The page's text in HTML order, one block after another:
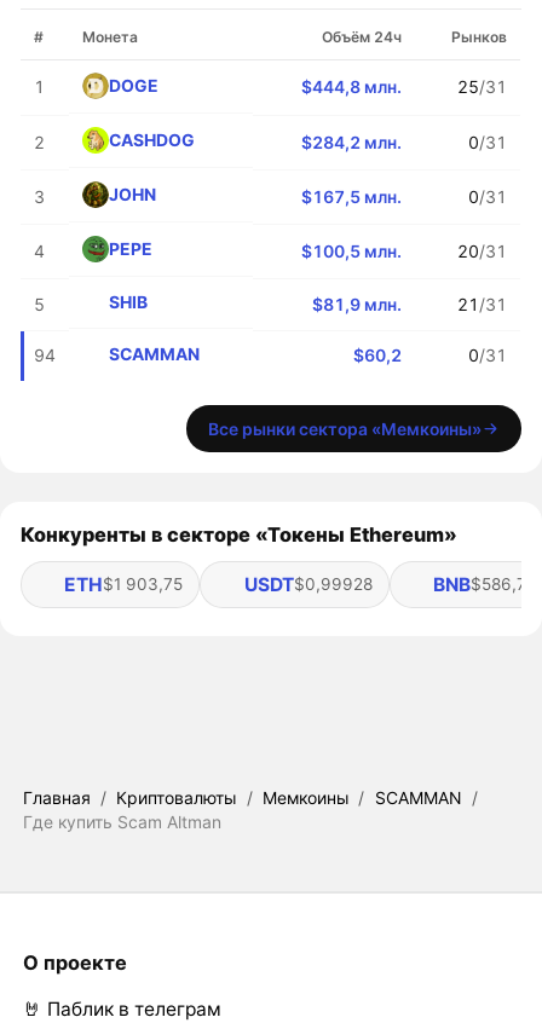
# Монета Объём 24ч Рынков
1 DOGE $444,8 млн. 25/31
2 CASHDOG $284,2 млн. 0/31
3 JOHN $167,5 млн. 0/31
4 PEPE $100,5 млн. 20/31
5 SHIB $81,9 млн. 21 /31
94 SCAMMAN $60,2 0/31
Все рынки сектора «Мемкоины»
Конкуренты в секторе «Токены Ethereum»
ETH$1 903,75 USDT$0,99928 BNB$586,72
Главная / Криптовалюты / Мемкоины / SCAMMAN /
Где купить Scam Altman
О проекте
🤘 Паблик в телеграм